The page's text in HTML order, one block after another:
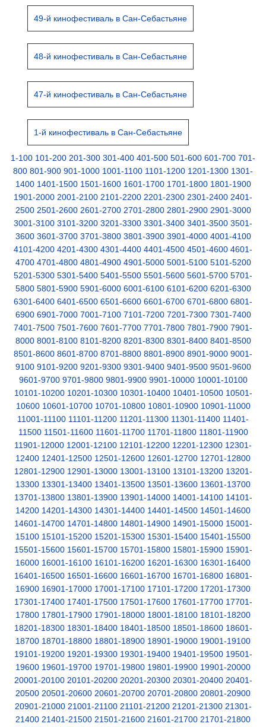
49-й кинофестиваль в Сан-Себастьяне
48-й кинофестиваль в Сан-Себастьяне
47-й кинофестиваль в Сан-Себастьяне
1-й кинофестиваль в Сан-Себастьяне
1-100 101-200 201-300 301-400 401-500 501-600 601-700 701-
800 801-900 901-1000 1001-1100 1101-1200 1201-1300 1301-
1400 1401-1500 1501-1600 1601-1700 1701-1800 1801-1900
1901-2000 2001-2100 2101-2200 2201-2300 2301-2400 2401-
2500 2501-2600 2601-2700 2701-2800 2801-2900 2901-3000
3001-3100 3101-3200 3201-3300 3301-3400 3401-3500 3501-
3600 3601-3700 3701-3800 3801-3900 3901-4000 4001-4100
4101-4200 4201-4300 4301-4400 4401-4500 4501-4600 4601-
4700 4701-4800 4801-4900 4901-5000 5001-5100 5101-5200
5201-5300 5301-5400 5401-5500 5501-5600 5601-5700 5701-
5800 5801-5900 5901-6000 6001-6100 6101-6200 6201-6300
6301-6400 6401-6500 6501-6600 6601-6700 6701-6800 6801-
6900 6901-7000 7001-7100 7101-7200 7201-7300 7301-7400
7401-7500 7501-7600 7601-7700 7701-7800 7801-7900 7901-
8000 8001-8100 8101-8200 8201-8300 8301-8400 8401-8500
8501-8600 8601-8700 8701-8800 8801-8900 8901-9000 9001-
9100 9101-9200 9201-9300 9301-9400 9401-9500 9501-9600
9601-9700 9701-9800 9801-9900 9901-10000 10001-10100
10101-10200 10201-10300 10301-10400 10401-10500 10501-
10600 10601-10700 10701-10800 10801-10900 10901-11000
11001-11100 11101-11200 11201-11300 11301-11400 11401-
11500 11501-11600 11601-11700 11701-11800 11801-11900
11901-12000 12001-12100 12101-12200 12201-12300 12301-
12400 12401-12500 12501-12600 12601-12700 12701-12800
12801-12900 12901-13000 13001-13100 13101-13200 13201-
13300 13301-13400 13401-13500 13501-13600 13601-13700
13701-13800 13801-13900 13901-14000 14001-14100 14101-
14200 14201-14300 14301-14400 14401-14500 14501-14600
14601-14700 14701-14800 14801-14900 14901-15000 15001-
15100 15101-15200 15201-15300 15301-15400 15401-15500
15501-15600 15601-15700 15701-15800 15801-15900 15901-
16000 16001-16100 16101-16200 16201-16300 16301-16400
16401-16500 16501-16600 16601-16700 16701-16800 16801-
16900 16901-17000 17001-17100 17101-17200 17201-17300
17301-17400 17401-17500 17501-17600 17601-17700 17701-
17800 17801-17900 17901-18000 18001-18100 18101-18200
18201-18300 18301-18400 18401-18500 18501-18600 18601-
18700 18701-18800 18801-18900 18901-19000 19001-19100
19101-19200 19201-19300 19301-19400 19401-19500 19501-
19600 19601-19700 19701-19800 19801-19900 19901-20000
20001-20100 20101-20200 20201-20300 20301-20400 20401-
20500 20501-20600 20601-20700 20701-20800 20801-20900
20901-21000 21001-21100 21101-21200 21201-21300 21301-
21400 21401-21500 21501-21600 21601-21700 21701-21800